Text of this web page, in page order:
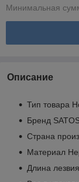
Минимальная
Описание
Тип товара
Бренд
Страна
Материал
Длина